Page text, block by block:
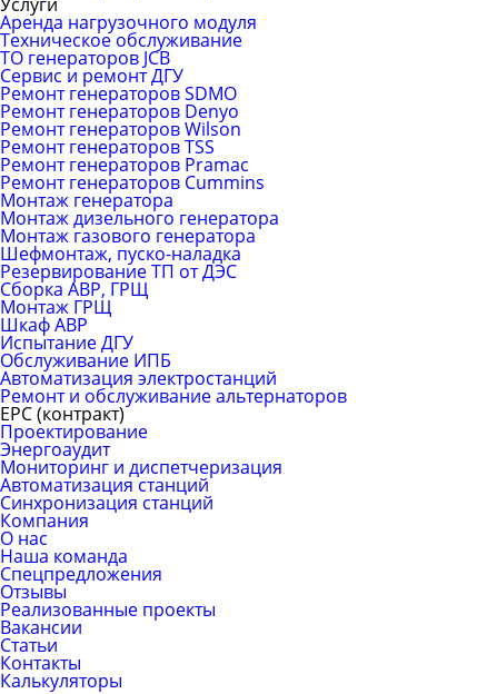
Аренда нагрузочного модуля
Техническое обслуживание
ТО генераторов JCB
Сервис и ремонт ДГУ
Ремонт генераторов SDMO
Ремонт генераторов Denyo
Ремонт генераторов Wilson
Ремонт генераторов TSS
Ремонт генераторов Pramac
Ремонт генераторов Сummins
Монтаж генератора
Монтаж дизельного генератора
Монтаж газового генератора
Шефмонтаж, пуско-наладка
Резервирование ТП от ДЭС
Сборка АВР, ГРЩ
Монтаж ГРЩ
Шкаф АВР
Испытание ДГУ
Обслуживание ИПБ
Автоматизация электростанций
Ремонт и обслуживание альтернаторов
ЕРС (контракт)
Проектирование
Энергоаудит
Мониторинг и диспетчеризация
Автоматизация станций
Синхронизация станций
Компания
О нас
Наша команда
Спецпредложения
Отзывы
Реализованные проекты
Вакансии
Статьи
Контакты
Калькуляторы